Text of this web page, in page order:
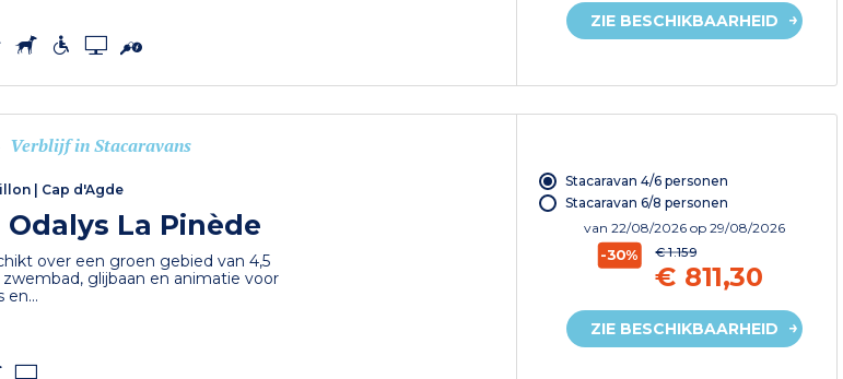
ZIE BESCHIKBAARHEID
Verblijf in Stacaravans
Cap d'Agde
La Pinède
over een groen gebied van 4,5
glijbaan en animatie voor
en...
Stacaravan 4/6 personen
Stacaravan 6/8 personen
van 22/08/2026 op 29/08/2026
-30% € 1.159
€ 811,30
ZIE BESCHIKBAARHEID